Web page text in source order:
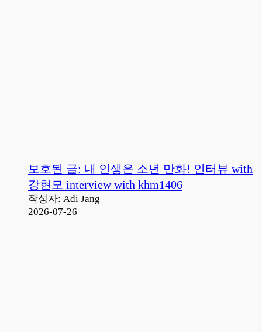
보호된 글: 내 인생은 소년 만화! 인터뷰 with
강현모 interview with khm1406
작성자: Adi Jang
2026-07-26